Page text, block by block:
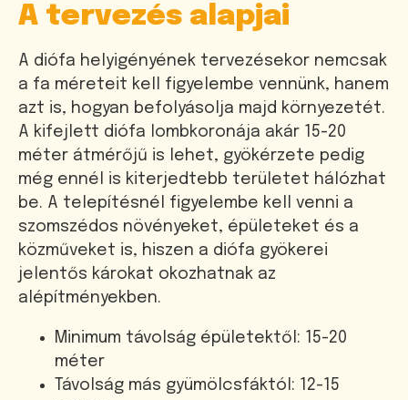
A tervezés alapjai
A diófa helyigényének tervezésekor nemcsak
a fa méreteit kell figyelembe vennünk, hanem
azt is, hogyan befolyásolja majd környezetét.
A kifejlett diófa lombkoronája akár 15-20
méter átmérőjű is lehet, gyökérzete pedig
még ennél is kiterjedtebb területet hálózhat
be. A telepítésnél figyelembe kell venni a
szomszédos növényeket, épületeket és a
közműveket is, hiszen a diófa gyökerei
jelentős károkat okozhatnak az
alépítményekben.
Minimum távolság épületektől: 15-20
méter
Távolság más gyümölcsfáktól: 12-15